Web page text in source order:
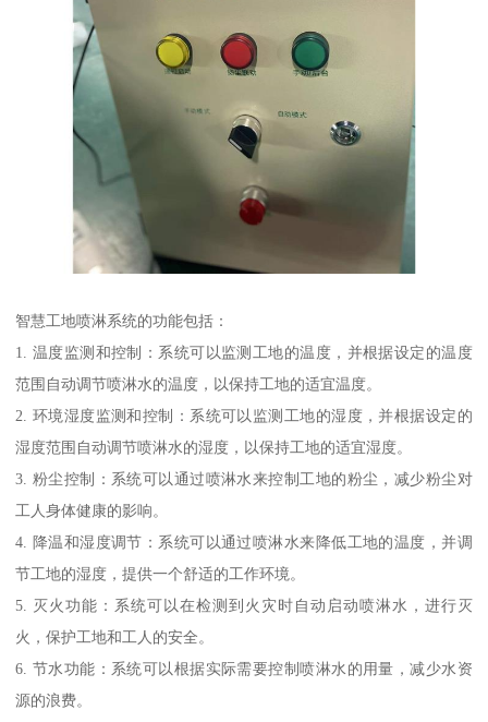
智慧工地喷淋系统的功能包括：
1. 温度监测和控制：系统可以监测工地的温度，并根据设定的温度
范围自动调节喷淋水的温度，以保持工地的适宜温度。
2. 环境湿度监测和控制：系统可以监测工地的湿度，并根据设定的
湿度范围自动调节喷淋水的湿度，以保持工地的适宜湿度。
3. 粉尘控制：系统可以通过喷淋水来控制工地的粉尘，减少粉尘对
工人身体健康的影响。
4. 降温和湿度调节：系统可以通过喷淋水来降低工地的温度，并调
节工地的湿度，提供一个舒适的工作环境。
5. 灭火功能：系统可以在检测到火灾时自动启动喷淋水，进行灭
火，保护工地和工人的安全。
6. 节水功能：系统可以根据实际需要控制喷淋水的用量，减少水资
源的浪费。